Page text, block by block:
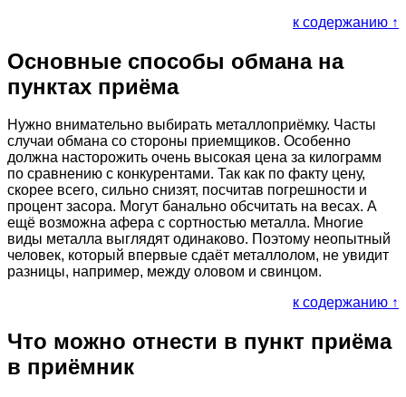
к содержанию ↑
Основные способы обмана на
пунктах приёма
Нужно внимательно выбирать металлоприёмку. Часты
случаи обмана со стороны приемщиков. Особенно
должна насторожить очень высокая цена за килограмм
по сравнению с конкурентами. Так как по факту цену,
скорее всего, сильно снизят, посчитав погрешности и
процент засора. Могут банально обсчитать на весах. А
ещё возможна афера с сортностью металла. Многие
виды металла выглядят одинаково. Поэтому неопытный
человек, который впервые сдаёт металлолом, не увидит
разницы, например, между оловом и свинцом.
к содержанию ↑
Что можно отнести в пункт приёма
в приёмник